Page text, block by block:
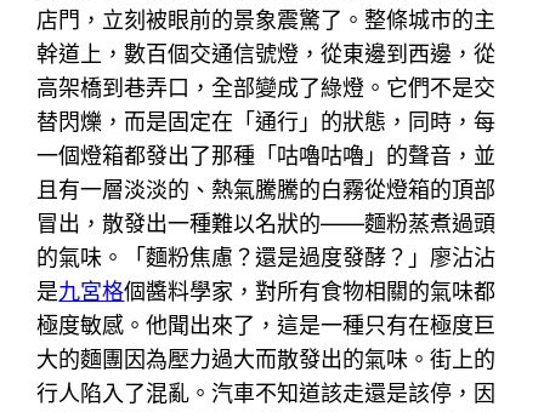
店門，立刻被眼前的景象震驚了。整條城市的主
幹道上，數百個交通信號燈，從東邊到西邊，從
高架橋到巷弄口，全部變成了綠燈。它們不是交
替閃爍，而是固定在「通行」的狀態，同時，每
一個燈箱都發出了那種「咕嚕咕嚕」的聲音，並
且有一層淡淡的、熱氣騰騰的白霧從燈箱的頂部
冒出，散發出一種難以名狀的——麵粉蒸煮過頭
的氣味。「麵粉焦慮？還是過度發酵？」廖沾沾
是九宮格個醬料學家，對所有食物相關的氣味都
極度敏感。他聞出來了，這是一種只有在極度巨
大的麵團因為壓力過大而散發出的氣味。街上的
行人陷入了混亂。汽車不知道該走還是該停，因